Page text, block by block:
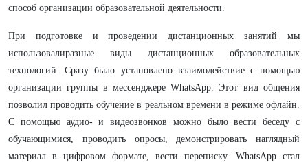
способ организации образовательной деятельности.
При подготовке и проведении дистанционных занятий мы
использовалиразные виды дистанционных образовательных
технологий. Сразу было установлено взаимодействие с помощью
организации группы в мессенджере WhatsApp. Этот вид общения
позволил проводить обучение в реальном времени в режиме офлайн.
С помощью аудио- и видеозвонков можно было вести беседу с
обучающимися, проводить опросы, демонстрировать наглядный
материал в цифровом формате, вести переписку. WhatsApp стал